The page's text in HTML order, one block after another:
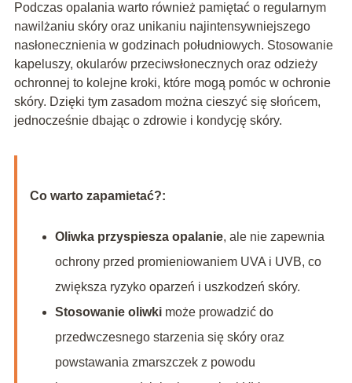
Podczas opalania warto również pamiętać o regularnym
nawilżaniu skóry oraz unikaniu najintensywniejszego
nasłonecznienia w godzinach południowych. Stosowanie
kapeluszy, okularów przeciwsłonecznych oraz odzieży
ochronnej to kolejne kroki, które mogą pomóc w ochronie
skóry. Dzięki tym zasadom można cieszyć się słońcem,
jednocześnie dbając o zdrowie i kondycję skóry.
Co warto zapamietać?:
Oliwka przyspiesza opalanie, ale nie zapewnia
ochrony przed promieniowaniem UVA i UVB, co
zwiększa ryzyko oparzeń i uszkodzeń skóry.
Stosowanie oliwkimoże prowadzić do
przedwczesnego starzenia się skóry oraz
powstawania zmarszczek z powodu